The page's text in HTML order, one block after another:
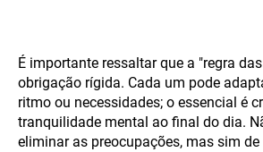
É importante ressaltar que a "regra
obrigação rígida. Cada um pode
ritmo ou necessidades; o essencial é
tranquilidade mental ao final do dia.
eliminar as preocupações, mas sim